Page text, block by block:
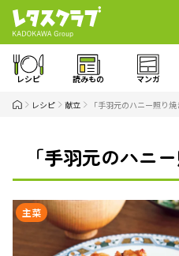
レシピ 読みもの マンガ
レシピ 献立 「手羽元のハニー照り
「手羽元のハニ
主菜